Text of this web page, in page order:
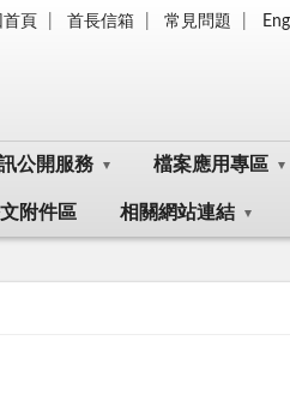
首頁 首長信箱 常見問題
公開服務 檔案應用專區
附件區 相關網站連結